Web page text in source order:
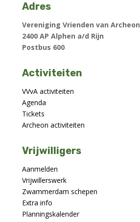
Adres
Vereniging Vrienden van Archeon
2400 AP Alphen a/d Rijn
Postbus 600
Activiteiten
VVvA activiteiten
Agenda
Tickets
Archeon activiteiten
Vrijwilligers
Aanmelden
Vrijwillerswerk
Zwammerdam schepen
Extra info
Planningskalender